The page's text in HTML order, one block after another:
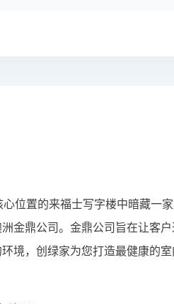
位置的来福士写字楼中暗藏一
金鼎公司。金鼎公司旨在让客
境，创绿家为您打造最健康的